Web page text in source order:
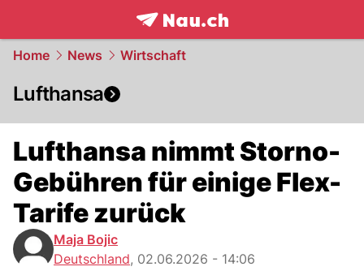
frontpage.NAU.ch
Home News Wirtschaft
Lufthansa
Lufthansa nimmt Storno-
Gebühren für einige Flex-
Tarife zurück
Maja Bojic
Deutschland, 02.06.2026 - 14:06